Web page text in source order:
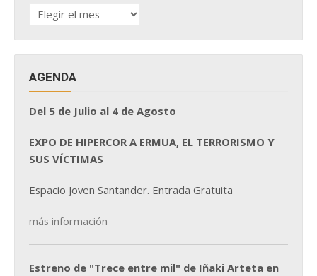
HISTÓRICO
DE
AGENDA
Del 5 de Julio al 4 de Agosto
EXPO DE HIPERCOR A ERMUA, EL TERRORISMO Y
SUS VÍCTIMAS
Espacio Joven Santander. Entrada Gratuita
más información
Estreno de "Trece entre mil" de Iñaki Arteta en